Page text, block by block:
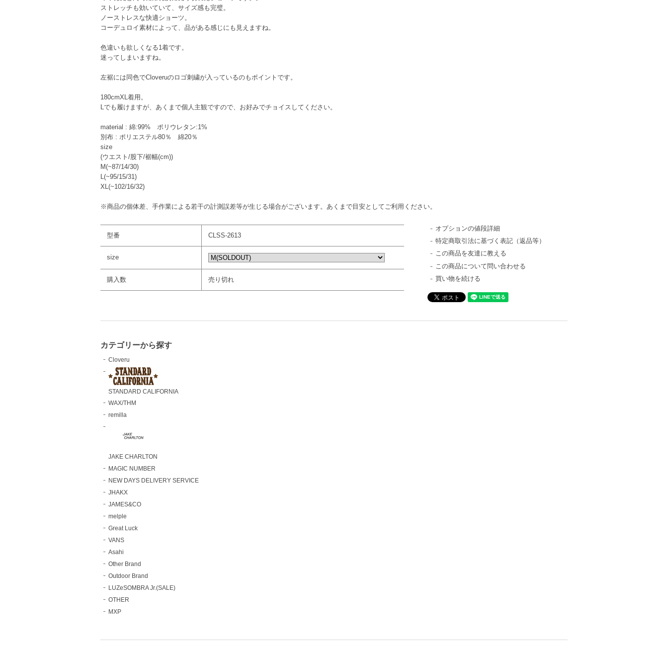
ストレッチも効いていて、サイズ感も完璧。
ノーストレスな快適ショーツ。
コーデュロイ素材によって、品がある感じにも見えますね。
色違いも欲しくなる1着です。
迷ってしまいますね。
左裾には同色でCloveruのロゴ刺繍が入っているのもポイントです。
180cmXL着用。
Lでも履けますが、あくまで個人主観ですので、お好みでチョイスしてください。
material : 綿:99% ポリウレタン:1%
別布 : ポリエステル80％ 綿20％
size
(ウエスト/股下/裾幅(cm))
M(~87/14/30)
L(~95/15/31)
XL(~102/16/32)
※商品の個体差、手作業による若干の計測誤差等が生じる場合がございます。あくまで目安としてご利用ください。
型番 CLSS-2613
size
購入数 売り切れ
オプションの値段詳細
特定商取引法に基づく表記（返品等）
この商品を友達に教える
この商品について問い合わせる
買い物を続ける
カテゴリーから探す
Cloveru
STANDARD CALIFORNIA
WAX/THM
remilla
JAKE CHARLTON
MAGIC NUMBER
NEW DAYS DELIVERY SERVICE
JHAKX
JAMES&CO
melple
Great Luck
VANS
Asahi
Other Brand
Outdoor Brand
LUZeSOMBRA Jr.(SALE)
OTHER
MXP